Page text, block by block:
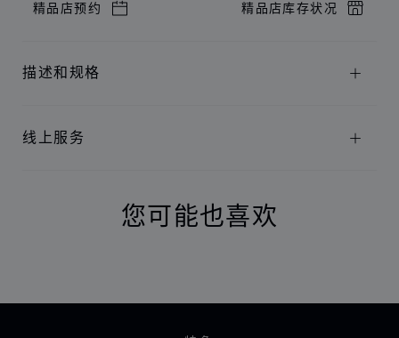
精品店预约 精品店库存状况
描述和规格
线上服务
您可能也喜欢